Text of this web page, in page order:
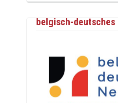
belgisch-deutsches